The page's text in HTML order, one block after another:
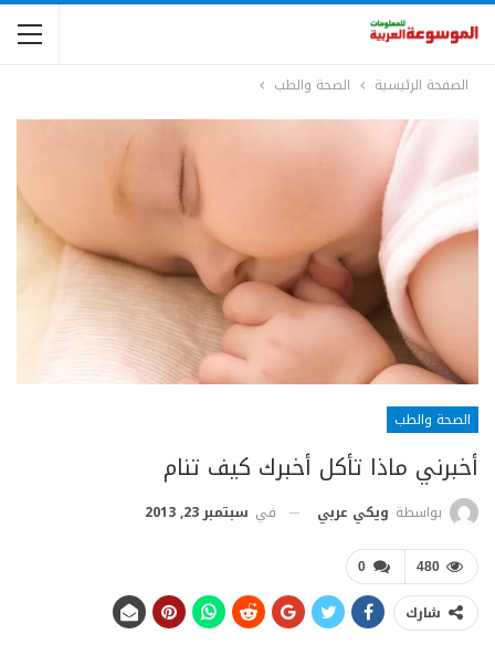
الصفحة الرئيسية الصحة والطب
الصحة والطب
أخبرني ماذا تأكل أخبرك كيف تنام
بواسطة ويكي عربي في سبتمبر 23, 2013
0 480
شارك